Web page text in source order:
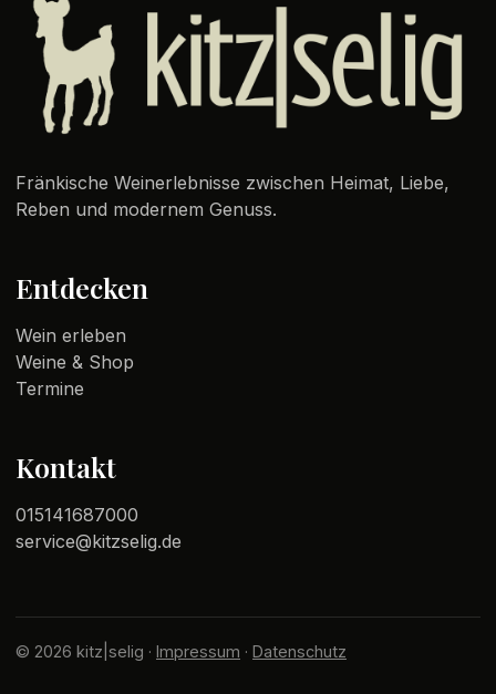
Fränkische Weinerlebnisse zwischen Heimat, Liebe,
Reben und modernem Genuss.
Entdecken
Wein erleben
Weine & Shop
Termine
Kontakt
015141687000
service@kitzselig.de
© 2026 kitz|selig · Impressum · Datenschutz